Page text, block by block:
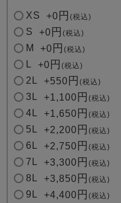
(
)
XS +0 税込
S +0 税込
M +0 税込
+0 税込
2L +550 税込
3L +1,100 税込
4L +1,650 税込
5L +2,200 税込
6L +2,750 税込
7L +3,300 税込
8L +3,850 税込
9L +4,400 税込